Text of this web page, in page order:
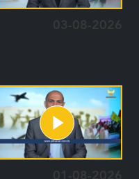
03-08-2026